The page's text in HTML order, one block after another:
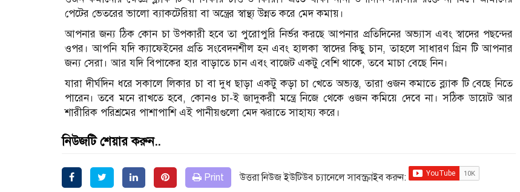
পেটের ভেতরের ভালো ব্যাকটেরিয়া বা অন্ত্রের স্বান্থ্য উন্নত করে মেদ কমায়।
আপনার জন্য ঠিক কোন চা উপকারী হবে তা পুরোপুরি নির্ভর করছে আপনার প্রতিদিনের অভ্যাস এবং স্বাদের পছন্দের
ওপর। আপনি যদি ক্যাফেইনের প্রতি সংবেদনশীল হন এবং হালকা স্বাদের কিছু চান, তাহলে সাধারণ গ্রিন টি আপনার
জন্য সেরা। আর যদি বিপাকের হার বাড়াতে চান এবং বাজেট একটু বেশি থাকে, তবে মাচা বেছে নিন।
যারা দীর্ঘদিন ধরে সকালে লিকার চা বা দুধ ছাড়া একটু কড়া চা খেতে অভ্যস্ত, তারা ওজন কমাতে ব্ল্যাক টি বেছে নিতে
পারেন। তবে মনে রাখতে হবে, কোনও চা-ই জাদুকরী মন্ত্রে নিজে থেকে ওজন কমিয়ে দেবে না। সঠিক ডায়েট আর
শারীরিক পরিশ্রমের পাশাপাশি এই পানীয়গুলো মেদ ঝরাতে সাহায্য করে।
নিউজটি শেয়ার করুন..
Print উত্তরা নিউজ ইউটিউব চ্যানেলে সাবস্ক্রাইব করুন: